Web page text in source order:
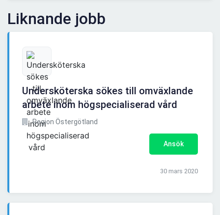
Liknande jobb
Undersköterska sökes till omväxlande
arbete inom högspecialiserad vård
Region Östergötland
Ansök
30 mars 2020